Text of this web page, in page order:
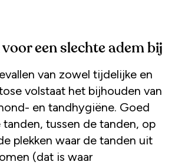
een slechte adem bij
van zowel tijdelijke en
volstaat het bijhouden van
en tandhygiëne. Goed
tussen de tanden, op
plekken waar de tanden uit
(dat is waar